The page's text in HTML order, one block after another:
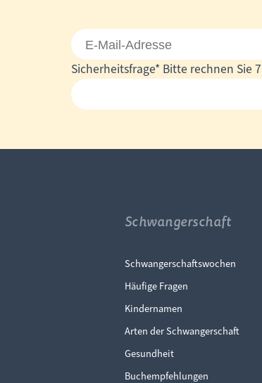
E-
Mail-
Adresse
Pflichtfeld
Sicherheitsfrage* Bitte rechnen Sie
Schwangerschaft
Navigation
Schwangerschaftswochen
Häufige Fragen
Kindernamen
Arten der Schwangerschaft
Gesundheit
Buchempfehlungen